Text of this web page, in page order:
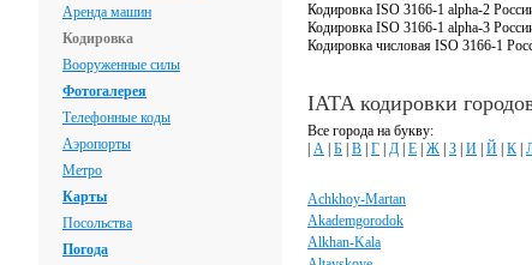
Аренда машин
Кодировка
Вооруженные силы
Фотогалерея
Телефонные коды
Аэропорты
Метро
Карты
Посольства
Погода
Кодировка ISO 3166-1 alpha-2
Кодировка ISO 3166-1 alpha-3
Кодировка числовая ISO 3166-1
IATA кодировки
Все города на букву:
А Б В Г Д Е Ж З И Й К
Achkhoy-Martan
Akademgorodok
Alkhan-Kala